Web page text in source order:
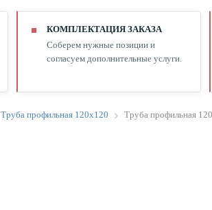
КОМПЛЕКТАЦИЯ ЗАКАЗА
Соберем нужные позиции и
согласуем дополнительные услуги.
Труба профильная 120х120 Труба профильная